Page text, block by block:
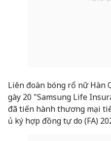
Liên đoàn bóng rổ nữ Hàn
gày 20 "Samsung Life
đã tiến hành thương mại
ủ ký hợp đồng tự do (FA)